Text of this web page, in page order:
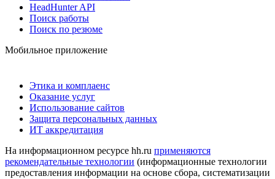
HeadHunter API
Поиск работы
Поиск по резюме
Мобильное приложение
Этика и комплаенс
Оказание услуг
Использование сайтов
Защита персональных данных
ИТ аккредитация
На информационном ресурсе hh.ru применяются
рекомендательные технологии (информационные технологии
предоставления информации на основе сбора, систематизации